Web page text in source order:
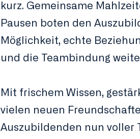
kurz. Gemeinsame
Pausen boten den
Möglichkeit, echte
und die Teambindung
Mit frischem Wissen,
vielen neuen
Auszubildenden nun voller